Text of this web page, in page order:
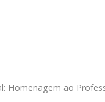
Homenagem ao